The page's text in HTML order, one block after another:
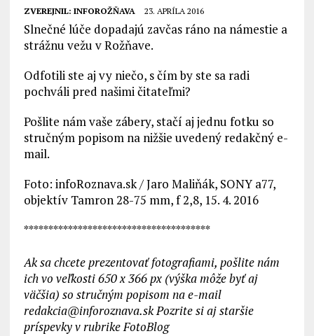
ZVEREJNIL: INFOROŽŇAVA 23. APRÍLA 2016
Slnečné lúče dopadajú zavčas ráno na námestie a
strážnu vežu v Rožňave.
Odfotili ste aj vy niečo, s čím by ste sa radi
pochváli pred našimi čitateľmi?
Pošlite nám vaše zábery, stačí aj jednu fotku so
stručným popisom na nižšie uvedený redakčný e-
mail.
Foto: infoRoznava.sk / Jaro Maliňák, SONY a77,
objektív Tamron 28-75 mm, f 2,8, 15. 4. 2016
**************************************
Ak sa chcete prezentovať fotografiami, pošlite nám
ich vo veľkosti 650 x 366 px (výška môže byť aj
väčšia) so stručným popisom na e-mail
redakcia@inforoznava.sk Pozrite si aj staršie
príspevky v rubrike FotoBlog